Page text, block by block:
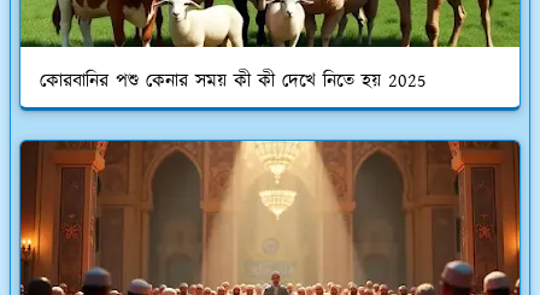
কোরবানির পশু কেনার সময় কী কী দেখে নিতে হয় 2025